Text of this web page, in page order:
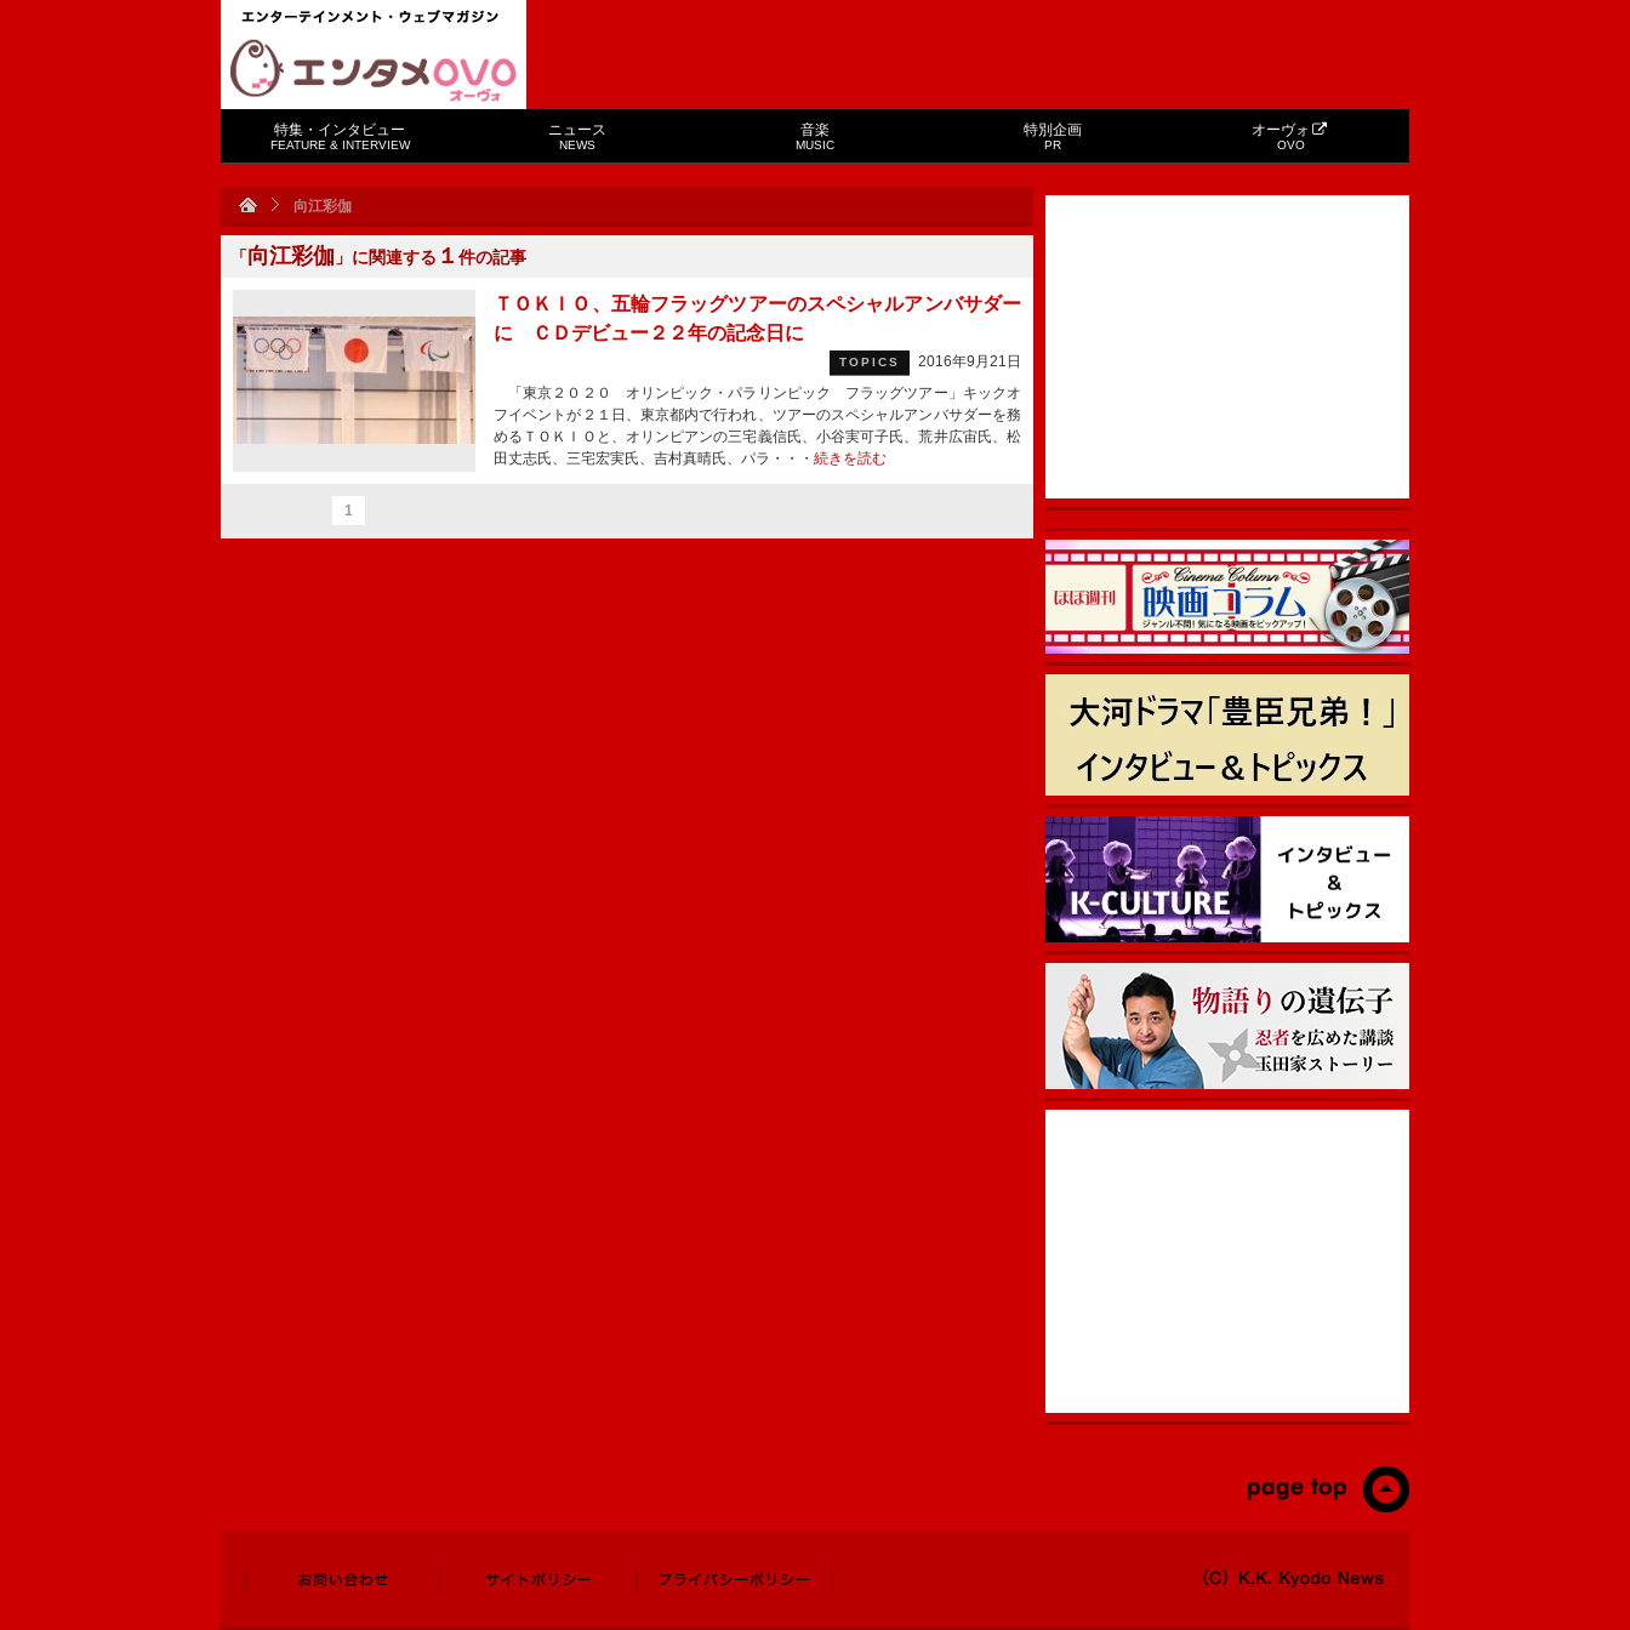
特集・インタビュー
FEATURE & INTERVIEW
ニュース
NEWS
音楽
MUSIC
特別企画
PR
オーヴォ
OVO
向江彩伽
「向江彩伽 」に関連する １ 件の記事
ＴＯＫＩＯ、五輪フラッグツアーのスペシャルアンバサダー
に ＣＤデビュー２２年の記念日に
TOPICS
2016年9月21日
「東京２０２０ オリンピック・パラリンピック フラッグツアー」キックオ
フイベントが２１日、東京都内で行われ、ツアーのスペシャルアンバサダーを務
めるＴＯＫＩＯと、オリンピアンの三宅義信氏、小谷実可子氏、荒井広宙氏、松
田丈志氏、三宅宏実氏、吉村真晴氏、パラ・・・ 続きを読む
1